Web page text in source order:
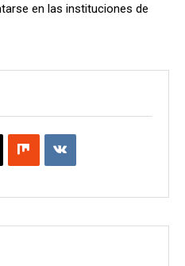
en las instituciones de